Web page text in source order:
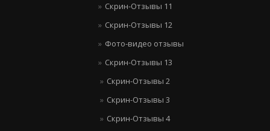
Скрин-Отзывы 11
Скрин-Отзывы 12
Фото-видео отзывы
Скрин-Отзывы 13
Скрин-Отзывы 2
Скрин-Отзывы 3
Скрин-Отзывы 4